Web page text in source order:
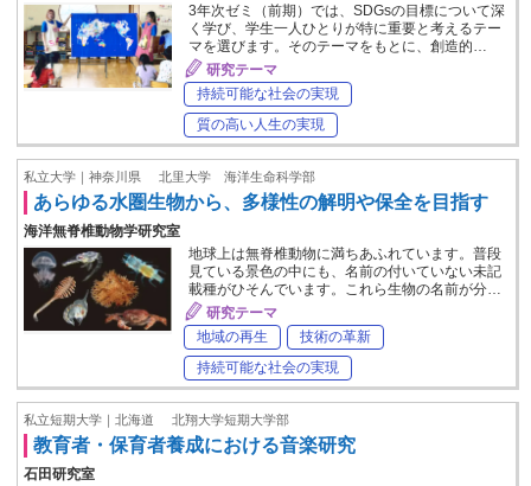
3年次ゼミ（前期）では、SDGsの目標について深
く学び、学生一人ひとりが特に重要と考えるテー
マを選びます。そのテーマをもとに、創造的…
研究テーマ
持続可能な社会の実現
質の高い人生の実現
私立大学｜神奈川県 北里大学 海洋生命科学部
あらゆる水圏生物から、多様性の解明や保全を目指す
海洋無脊椎動物学研究室
地球上は無脊椎動物に満ちあふれています。普段
見ている景色の中にも、名前の付いていない未記
載種がひそんでいます。これら生物の名前が分…
研究テーマ
地域の再生
技術の革新
持続可能な社会の実現
私立短期大学｜北海道 北翔大学短期大学部
教育者・保育者養成における音楽研究
石田研究室